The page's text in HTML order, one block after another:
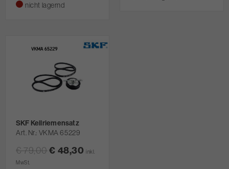
nicht lagernd
SKF Keilriemensatz
Art. Nr. VKMA 65229
€ 79,00€ 48,30 inkl.
MwSt.